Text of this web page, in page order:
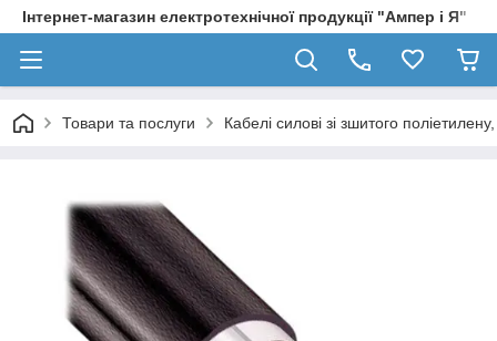
Інтернет-магазин електротехнічної продукції "Ампер і Я"
Товари та послуги Кабелі силові зі зшитого